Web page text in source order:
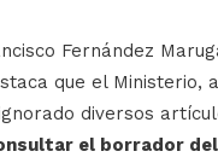
Fernández
que el Ministerio,
diversos
el borrador